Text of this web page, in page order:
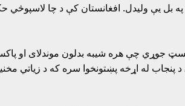
بل يې وليدل. افغانستان کې د چا
جوړي چې هره شيبه بدلون موندلاى او
پنجاب له اړخه پښتونخوا سره که د زياتي